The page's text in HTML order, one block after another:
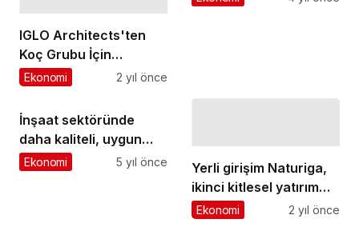
IGLO Architects'ten
Koç Grubu İçin
Sürdürülebilir Tasarım:
Ekonomi 2 yıl önce
İnşaat sektöründe
daha kaliteli, uygun
fiyatlı ve verimli enerji
Ekonomi 5 yıl önce
Yerli girişim Naturiga,
ikinci kitlesel yatırım
turunu başlattı
Ekonomi 2 yıl önce